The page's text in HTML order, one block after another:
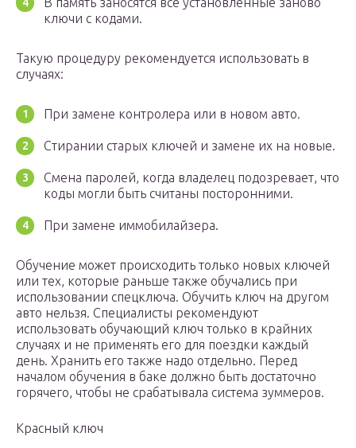
ключи с кодами.
Такую процедуру рекомендуется использовать в
случаях:
При замене контролера или в новом авто.
Стирании старых ключей и замене их на новые.
Смена паролей, когда владелец подозревает, что
коды могли быть считаны посторонними.
При замене иммобилайзера.
Обучение может происходить только новых ключей
или тех, которые раньше также обучались при
использовании спецключа. Обучить ключ на другом
авто нельзя. Специалисты рекомендуют
использовать обучающий ключ только в крайних
случаях и не применять его для поездки каждый
день. Хранить его также надо отдельно. Перед
началом обучения в баке должно быть достаточно
горячего, чтобы не срабатывала система зуммеров.
Красный ключ